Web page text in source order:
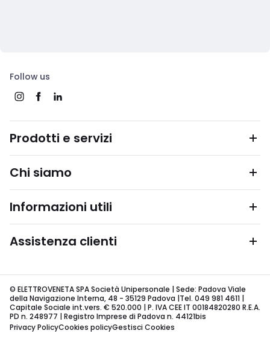
Follow us
Prodotti e servizi
Chi siamo
Informazioni utili
Assistenza clienti
© ELETTROVENETA SPA Società Unipersonale | Sede: Padova Viale
della Navigazione Interna, 48 - 35129 Padova |Tel. 049 981 4611 |
Capitale Sociale int.vers. € 520.000 | P. IVA CEE IT 00184820280 R.E.A.
PD n. 248977 | Registro Imprese di Padova n. 44121bis
Privacy PolicyCookies policyGestisci Cookies